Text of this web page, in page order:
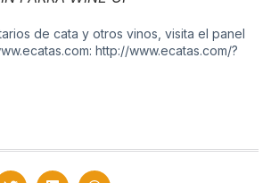
de cata y otros vinos, visita el panel
http://www.ecatas.com/?